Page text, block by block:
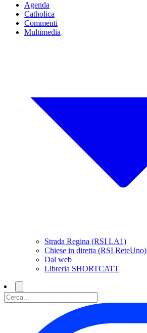
Agenda
Catholica
Commenti
Multimedia
Strada Regina (RSI LA1)
Chiese in diretta (RSI ReteUno)
Dal web
Libreria SHORTCATT